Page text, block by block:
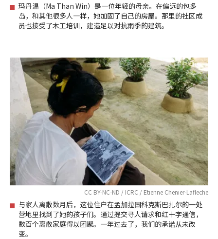
玛丹温（Ma Than Win）是一位年轻的母亲。在偏远的包多
岛，和其他很多人一样，她加固了自己的房屋。那里的社区成
员也接受了木工培训，建造足以对抗雨季的建筑。
CC BY-NC-ND / ICRC / Etienne Chenier-Lafleche
与家人离散数月后，这位住户在孟加拉国科克斯巴扎尔的一处
营地里找到了她的孩子们。通过提交寻人请求和红十字通信，
数百个离散家庭得以团聚。一年过去了，我们的承诺从未改
变。